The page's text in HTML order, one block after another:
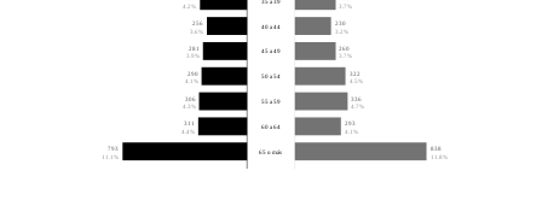
4.2% 3.7%
256
3.6%
230
3.2%
40 a 44
281
3.9%
260
3.7%
45 a 49
290
4.1%
322
4.5%
50 a 54
306
4.3%
336
4.7%
55 a 59
311
4.4%
293
4.1%
60 a 64
793
11.1%
838
11.8%
65 o más